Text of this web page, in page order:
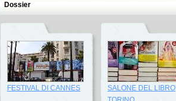
Dossier
FESTIVAL DI CANNES
SALONE DEL LIBRO